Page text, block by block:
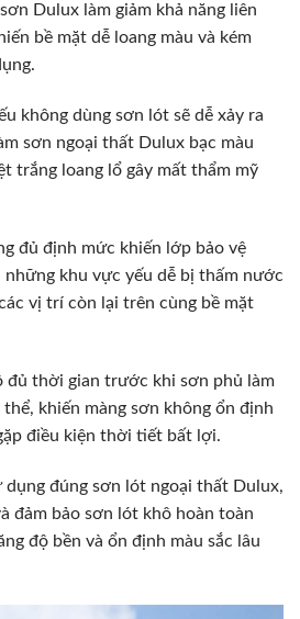
Dulux làm giảm khả năng liên
bề mặt dễ loang màu và kém
không dùng sơn lót sẽ dễ xảy ra
sơn ngoại thất Dulux bạc màu
trắng loang lổ gây mất thẩm mỹ
đủ định mức khiến lớp bảo vệ
những khu vực yếu dễ bị thấm nước
vị trí còn lại trên cùng bề mặt
đủ thời gian trước khi sơn phủ làm
khiến màng sơn không ổn định
điều kiện thời tiết bất lợi.
dụng đúng sơn lót ngoại thất Dulux,
đảm bảo sơn lót khô hoàn toàn
độ bền và ổn định màu sắc lâu